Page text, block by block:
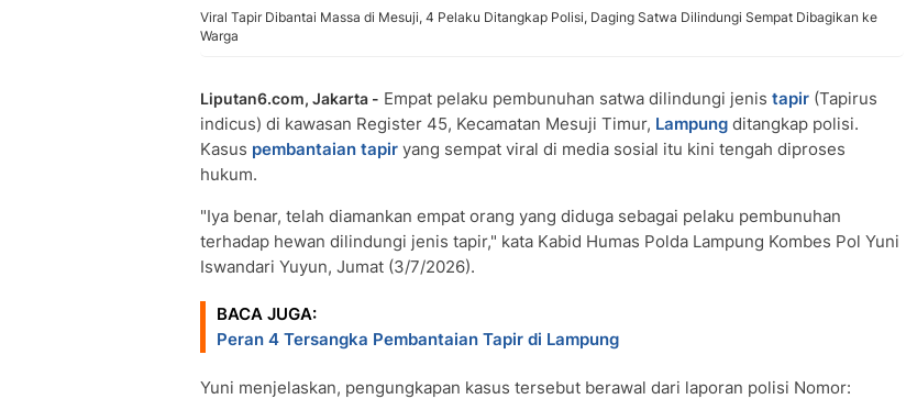
Viral Tapir Dibantai Massa di Mesuji, 4 Pelaku Ditangkap Polisi, Daging Satwa Dilindungi Sempat Dibagikan ke
Warga
Liputan6.com, Jakarta - Empat pelaku pembunuhan satwa dilindungi jenis tapir (Tapirus
indicus) di kawasan Register 45, Kecamatan Mesuji Timur, Lampung ditangkap polisi.
Kasus pembantaian tapir yang sempat viral di media sosial itu kini tengah diproses
hukum.
"Iya benar, telah diamankan empat orang yang diduga sebagai pelaku pembunuhan
terhadap hewan dilindungi jenis tapir," kata Kabid Humas Polda Lampung Kombes Pol Yuni
Iswandari Yuyun, Jumat (3/7/2026).
BACA JUGA:
Peran 4 Tersangka Pembantaian Tapir di Lampung
Yuni menjelaskan, pengungkapan kasus tersebut berawal dari laporan polisi Nomor: